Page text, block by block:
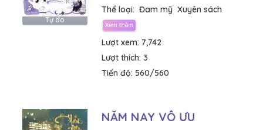
Tự do
Thể loại: Đam mỹ Xuyên sách
Lượt xem: 7,742
Lượt thích: 3
Tiến độ: 560/560
NĂM NAY VÔ ƯU